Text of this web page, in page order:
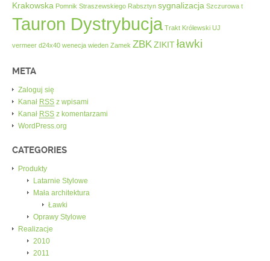
Krakowska Pomnik Straszewskiego Rabsztyn sygnalizacja Szczurowa t
Tauron Dystrybucja Trakt Królewski UJ
vermeer d24x40 wenecja wieden Zamek ZBKZIKITławki
META
Zaloguj się
Kanał RSS z wpisami
Kanał RSS z komentarzami
WordPress.org
CATEGORIES
Produkty
Latarnie Stylowe
Mała architektura
Ławki
Oprawy Stylowe
Realizacje
2010
2011